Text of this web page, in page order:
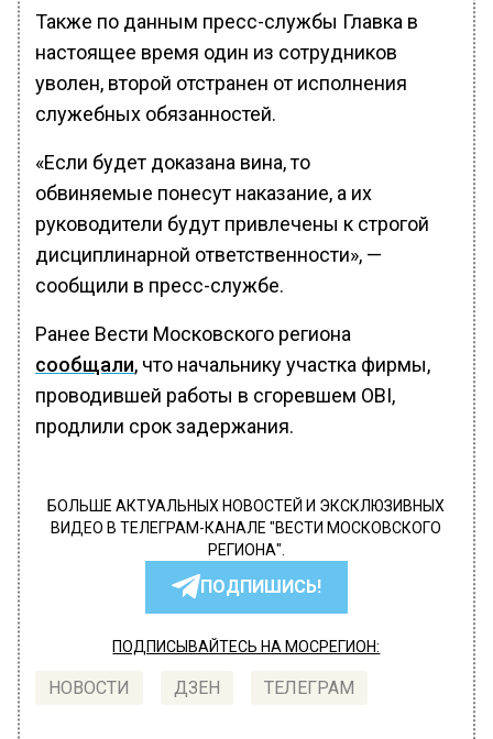
Также по данным пресс-службы Главка в
настоящее время один из сотрудников
уволен, второй отстранен от исполнения
служебных обязанностей.
«Если будет доказана вина, то
обвиняемые понесут наказание, а их
руководители будут привлечены к строгой
дисциплинарной ответственности», —
сообщили в пресс-службе.
Ранее Вести Московского региона
сообщали, что начальнику участка фирмы,
проводившей работы в сгоревшем OBI,
продлили срок задержания.
БОЛЬШЕ АКТУАЛЬНЫХ НОВОСТЕЙ И ЭКСКЛЮЗИВНЫХ
ВИДЕО В ТЕЛЕГРАМ-КАНАЛЕ "ВЕСТИ МОСКОВСКОГО
РЕГИОНА".
ПОДПИШИСЬ!
ПОДПИСЫВАЙТЕСЬ НА МОСРЕГИОН:
НОВОСТИ ДЗЕН ТЕЛЕГРАМ